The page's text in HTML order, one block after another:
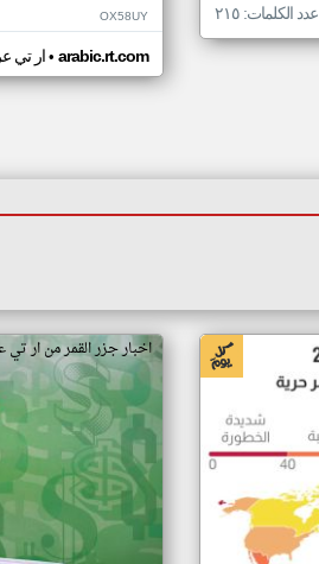
عدد الكلمات: ٢١٥ OX58UY
ار تي• arabic.rt.com
اخبار جزر القمر من ار تي